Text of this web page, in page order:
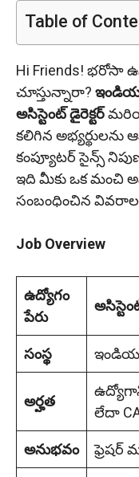
Table of
Hi Friends! భరోసా
చూస్తున్నారా?
అసిస్టెంట్ డైరెక్టర్
కలిగిన అభ్యర్థులను
కంప్యూటర్ సైన్స్
ఇది మీకు ఒక మంచి
సంబంధించిన
Job Overview
ఉద్యోగం
పేరు
సంస్థ
అర్హత
లేదా
అనుభవం ఫ్రెషర్‌